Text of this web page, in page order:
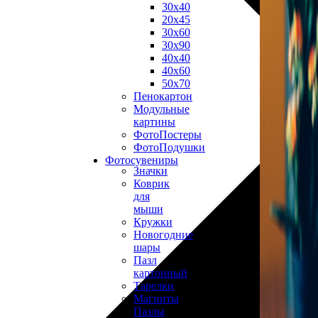
30х40
20х45
30х60
30х90
40х40
40х60
50х70
Пенокартон
Модульные
картины
ФотоПостеры
ФотоПодушки
Фотоcувениры
Значки
Коврик
для
мыши
Кружки
Новогодние
шары
Пазл
картонный
Тарелки
Магниты
Пазлы